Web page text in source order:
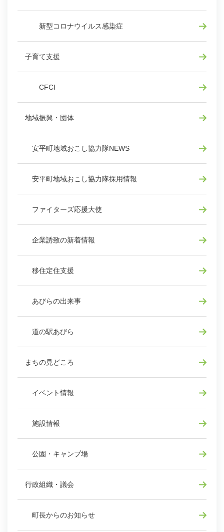
新型コロナウイルス感染症
子育て支援
CFCI
地域振興・団体
安平町地域おこし協力隊NEWS
安平町地域おこし協力隊採用情報
ファイターズ応援大使
企業誘致の新着情報
移住定住支援
あびらの出来事
道の駅あびら
まちの見どころ
イベント情報
施設情報
公園・キャンプ場
行政組織・議会
町長からのお知らせ